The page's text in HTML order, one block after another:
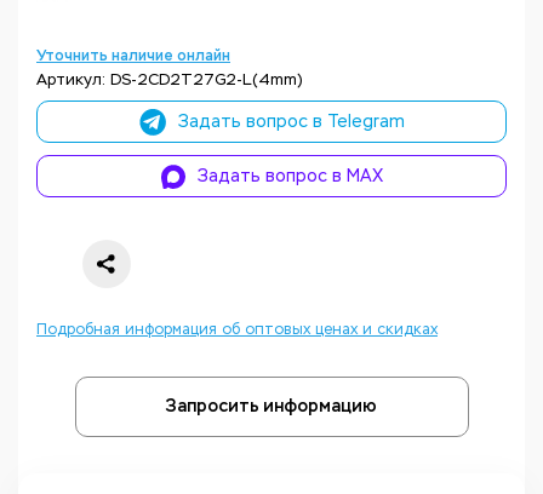
Уточнить наличие онлайн
Артикул: DS-2CD2T27G2-L(4mm)
Задать вопрос в Telegram
Задать вопрос в MAX
Подробная информация об оптовых ценах и скидках
Запросить информацию